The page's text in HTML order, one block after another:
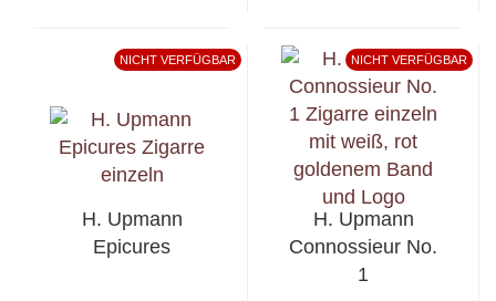
NICHT VERFÜGBAR
H. Upmann
Epicures
NICHT VERFÜGBAR
H. Upmann
Connossieur No.
1